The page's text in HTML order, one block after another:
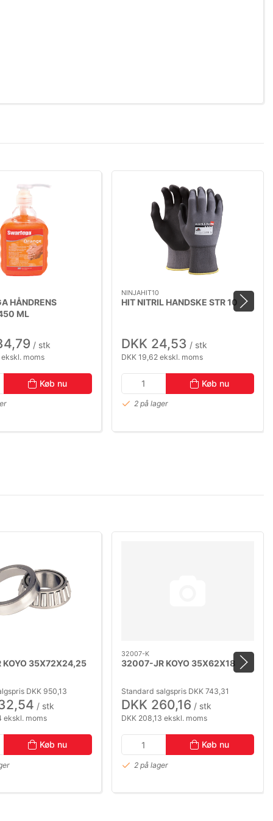
HÅNDRENS
ML
/ stk
moms
Køb nu
NINJAHIT10
HIT NITRIL HANDSKE STR 10
DKK 24,53 / stk
DKK 19,62 ekskl. moms
Køb nu
2 på lager
35X72X24,25
DKK 950,13
/ stk
ekskl. moms
Køb nu
32007-K
32007-JR KOYO 35X62X18
Standard salgspris DKK 743,31
DKK 260,16 / stk
DKK 208,13 ekskl. moms
Køb nu
2 på lager